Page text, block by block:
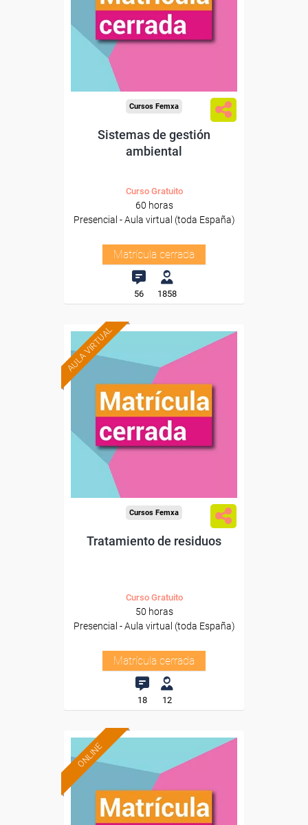
Cursos Femxa
Sistemas de gestión
ambiental
Curso Gratuito
60 horas
Presencial - Aula virtual (toda España)
Matrícula cerrada
56 1858
AULA VIRTUAL
Cursos Femxa
Tratamiento de residuos
Curso Gratuito
50 horas
Presencial - Aula virtual (toda España)
Matrícula cerrada
18 12
ONLINE